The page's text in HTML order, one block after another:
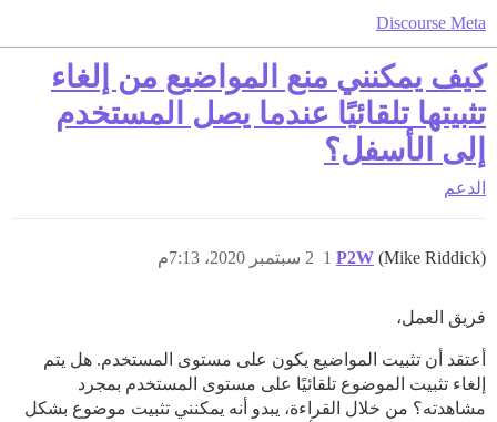
Discourse Meta
كيف يمكنني منع المواضيع من إلغاء
تثبيتها تلقائيًا عندما يصل المستخدم
إلى الأسفل؟
الدعم
P2W (Mike Riddick) 2 سبتمبر 2020، 7:13م 1
فريق العمل،
أعتقد أن تثبيت المواضيع يكون على مستوى المستخدم. هل يتم
إلغاء تثبيت الموضوع تلقائيًا على مستوى المستخدم بمجرد
مشاهدته؟ من خلال القراءة، يبدو أنه يمكنني تثبيت موضوع بشكل